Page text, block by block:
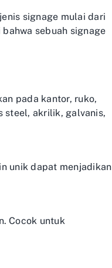
signage mulai dari
sebuah signage
pada kantor, ruko,
steel, akrilik, galvanis,
unik dapat menjadikan
Cocok untuk